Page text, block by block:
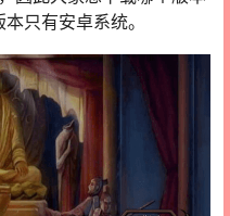
只有安卓系统。